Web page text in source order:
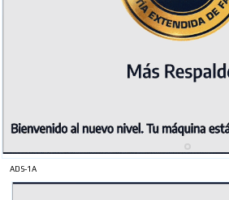
ADS-1A